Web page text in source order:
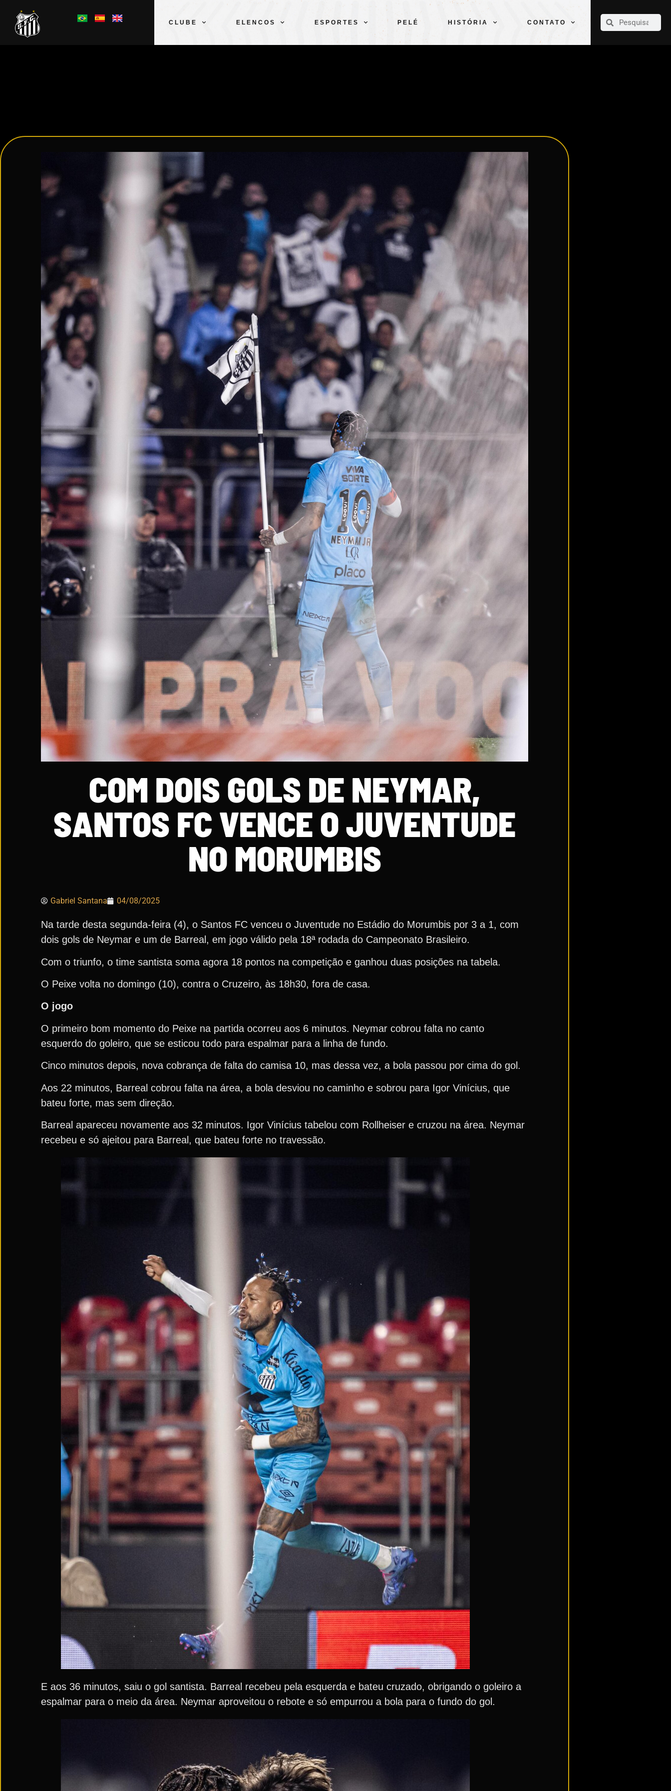
CLUBE ELENCOS ESPORTES PELÉ HISTÓRIA CONTATO
CLUBE
COM DOIS GOLS DE NEYMAR,
SANTOS FC VENCE O JUVENTUDE
NO MORUMBIS
Gabriel Santana 04/08/2025
Na tarde desta segunda-feira (4), o Santos FC venceu o Juventude no Estádio do Morumbis por 3 a 1, com
dois gols de Neymar e um de Barreal, em jogo válido pela 18ª rodada do Campeonato Brasileiro.
Com o triunfo, o time santista soma agora 18 pontos na competição e ganhou duas posições na tabela.
O Peixe volta no domingo (10), contra o Cruzeiro, às 18h30, fora de casa.
O jogo
O primeiro bom momento do Peixe na partida ocorreu aos 6 minutos. Neymar cobrou falta no canto
esquerdo do goleiro, que se esticou todo para espalmar para a linha de fundo.
Cinco minutos depois, nova cobrança de falta do camisa 10, mas dessa vez, a bola passou por cima do gol.
Aos 22 minutos, Barreal cobrou falta na área, a bola desviou no caminho e sobrou para Igor Vinícius, que
bateu forte, mas sem direção.
Barreal apareceu novamente aos 32 minutos. Igor Vinícius tabelou com Rollheiser e cruzou na área. Neymar
recebeu e só ajeitou para Barreal, que bateu forte no travessão.
E aos 36 minutos, saiu o gol santista. Barreal recebeu pela esquerda e bateu cruzado, obrigando o goleiro a
espalmar para o meio da área. Neymar aproveitou o rebote e só empurrou a bola para o fundo do gol.